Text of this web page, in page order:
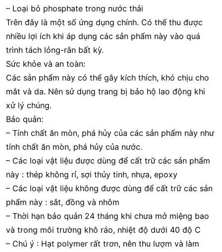
– Loại bỏ phosphate trong nước thải
Trên đây là một số ứng dụng chính. Có thế thu được
nhiều lợi ích khi áp dụng các sản phẩm này vào quá
trình tách lỏng-rắn bất kỳ.
Sức khỏe và an toàn:
Các sản phẩm này có thể gây kích thích, khó chịu cho
mắt và da. Nên sử dụng trang bị bảo hộ lao động khi
xử lý chúng.
Bảo quản:
– Tính chất ăn mòn, phá hủy của các sản phẩm này như
tính chất ăn mòn, phá hủy của nước.
– Các loại vật liệu được dùng để cất trữ các sản phẩm
này : thép không rỉ, sợi thủy tinh, nhựa, epoxy
– Các loại vật liệu không được dùng để cất trữ các sản
phẩm này : sắt, đồng và nhôm
– Thời hạn bảo quản 24 tháng khi chưa mở miệng bao
và trong môi trường khô ráo, nhiệt độ dưới 40 độ C
– Chú ý : Hạt polymer rất trơn, nên thu lượm và làm